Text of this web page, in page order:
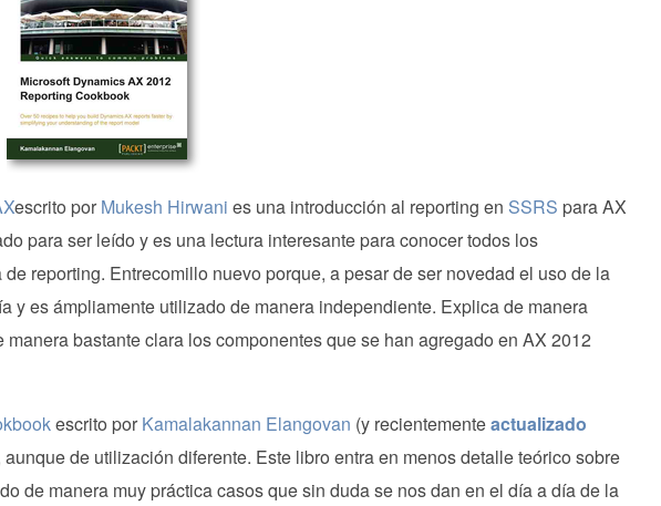
escrito por Mukesh Hirwani es una introducción al reporting en SSRS para AX
para ser leído y es una lectura interesante para conocer todos los
de reporting. Entrecomillo nuevo porque, a pesar de ser novedad el uso de la
y es ámpliamente utilizado de manera independiente. Explica de manera
bastante clara los componentes que se han agregado en AX 2012
escrito por Kamalakannan Elangovan (y recientementeactualizado
aunque de utilización diferente. Este libro entra en menos detalle teórico sobre
de manera muy práctica casos que sin duda se nos dan en el día a día de la